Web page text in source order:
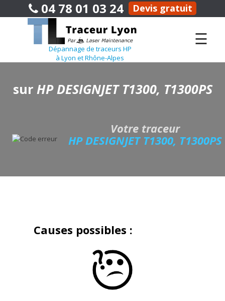
04 78 01 03 24 Devis gratuit
Dépannage de traceurs HP
à Lyon et Rhône-Alpes
☰
sur HP DESIGNJET T1300, T1300PS
Votre traceur
HP DESIGNJET T1300, T1300PS
Causes possibles :